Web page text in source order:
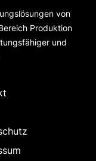
von
Produktion
und